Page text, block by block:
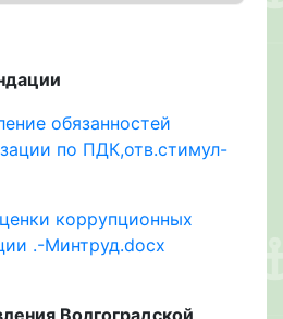
обязанностей
по ПДК,отв.стимул-
коррупционных
.-Минтруд.docx
Волгоградской